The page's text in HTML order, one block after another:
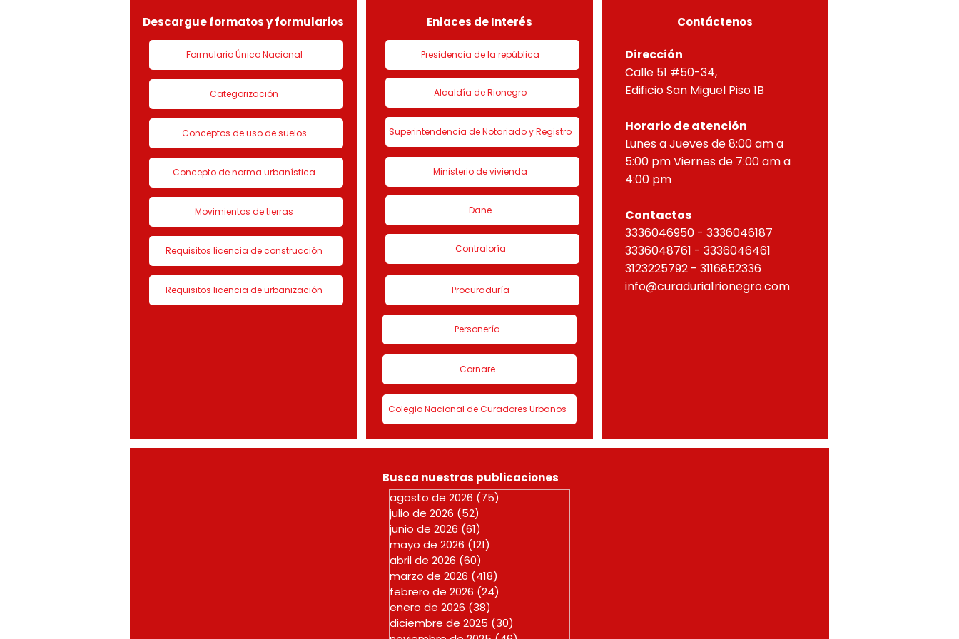
Descargue formatos y formularios
Formulario Único Nacional
Categorización
Conceptos de uso de suelos
Concepto de norma urbanística
Movimientos de tierras
Requisitos licencia de construcción
Requisitos licencia de urbanización
Enlaces de Interés
Presidencia de la república
Alcaldía de Rionegro
Superintendencia de Notariado y Registro
Ministerio de vivienda
Dane
Contraloría
Procuraduría
Personería
Cornare
Colegio Nacional de Curadores Urbanos
Contáctenos
Dirección
Calle 51 #50-34,
Edificio San Miguel Piso 1B
Horario de atención
Lunes a Jueves de 8:00 am a
5:00 pm Viernes de 7:00 am a
4:00 pm
Contactos
3336046950 - 3336046187
3336048761 - 3336046461
3123225792 - 3116852336
info@curaduria1rionegro.com
Busca nuestras publicaciones
agosto de 2026 (75)
julio de 2026 (52)
junio de 2026 (61)
mayo de 2026 (121)
abril de 2026 (60)
marzo de 2026 (418)
febrero de 2026 (24)
enero de 2026 (38)
diciembre de 2025 (30)